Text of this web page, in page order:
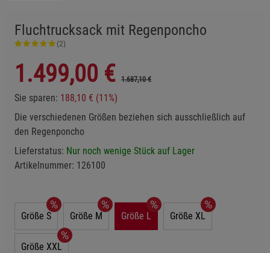
Fluchtrucksack mit Regenponcho
(2)
1.499,00 € 1.687,10 €
Sie sparen: 188,10 € (11%)
Die verschiedenen Größen beziehen sich ausschließlich auf
den Regenponcho
Lieferstatus: Nur noch wenige Stück auf Lager
Artikelnummer: 126100
Größe S Größe M Größe L Größe XL
Größe XXL